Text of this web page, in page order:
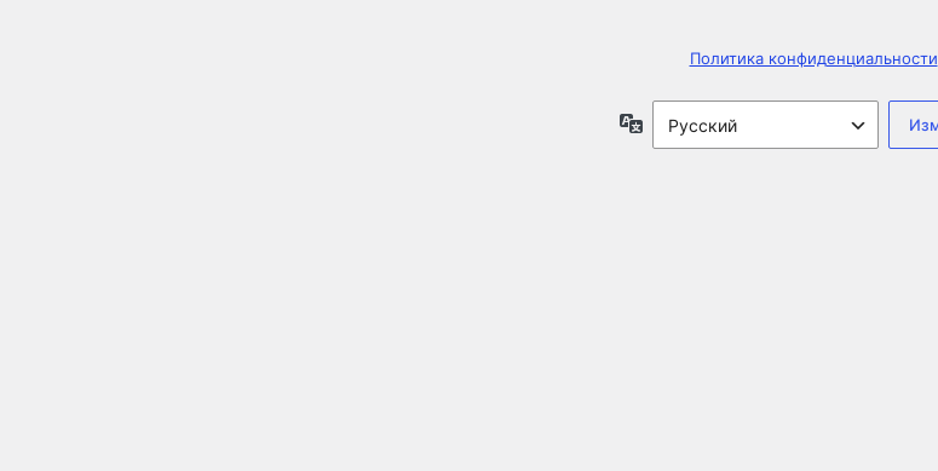
Политика конфиденциальности
Язык